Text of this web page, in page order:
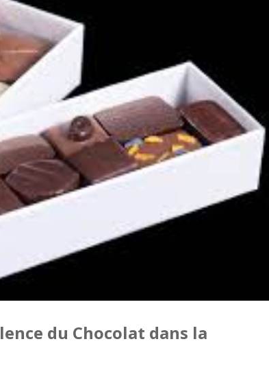
du Chocolat dans la